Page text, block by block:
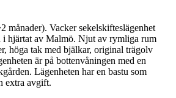
månader). Vacker sekelskifteslägenhet
i hjärtat av Malmö. Njut av rymliga rum
höga tak med bjälkar, original trägolv
är på bottenvåningen med en
Lägenheten har en bastu som
extra avgift.